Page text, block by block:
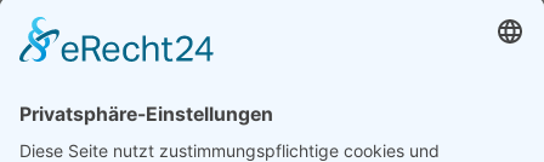
Stand dieser Allgemeinen Geschäftsbedingungen: Dezember
2022
Stiftung Erwachsenenbildung Liechtenstein